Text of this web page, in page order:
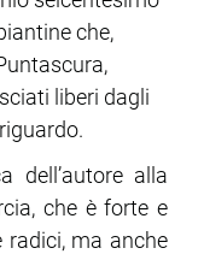
che,
liberi dagli
dell’autore alla
che è forte e
radici, ma anche